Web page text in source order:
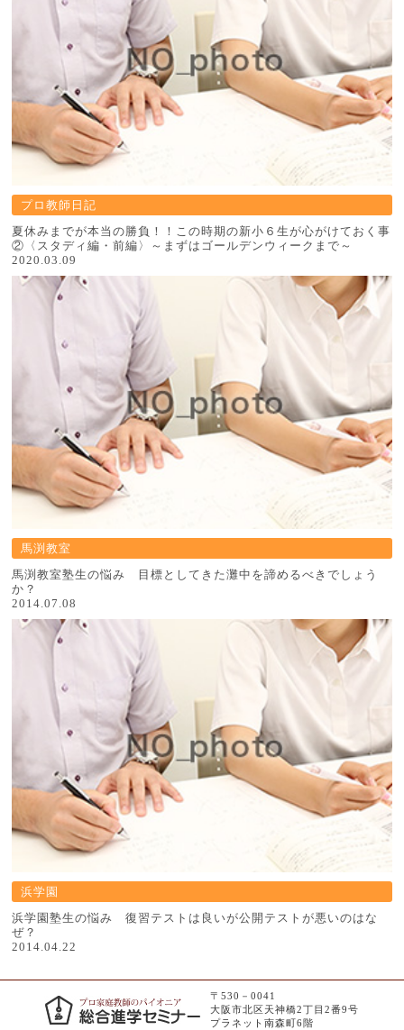
プロ教師日記
夏休みまでが本当の勝負！！この時期の新小６生が心がけておく事
②〈スタディ編・前編〉～まずはゴールデンウィークまで～
2020.03.09
馬渕教室
馬渕教室塾生の悩み 目標としてきた灘中を諦めるべきでしょう
か？
2014.07.08
浜学園
浜学園塾生の悩み 復習テストは良いが公開テストが悪いのはな
ぜ？
2014.04.22
〒530－0041
大阪市北区天神橋2丁目2番9号
プラネット南森町6階